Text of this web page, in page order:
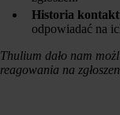
Historia
odpowiadać na
Thulium dało nam
reagowania na